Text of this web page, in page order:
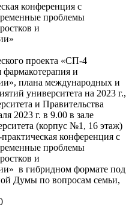
конференция с
проблемы
и
проекта «СП-4
и
плана международных и
университета на 2023 г.,
и Правительства
2023 г. в 9.00 в зале
(корпус №1, 16 этаж)
конференция с
проблемы
и
в гибридном формате под
Думы по вопросам семьи,